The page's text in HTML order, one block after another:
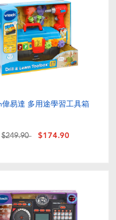
偉易達 多用途學習工具箱
價格從
$249.90至$174.90